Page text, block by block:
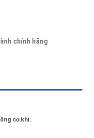
chính hãng
cơ khí.